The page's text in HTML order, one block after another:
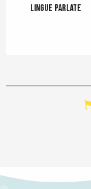
Lingue parlate
Lingue parlate